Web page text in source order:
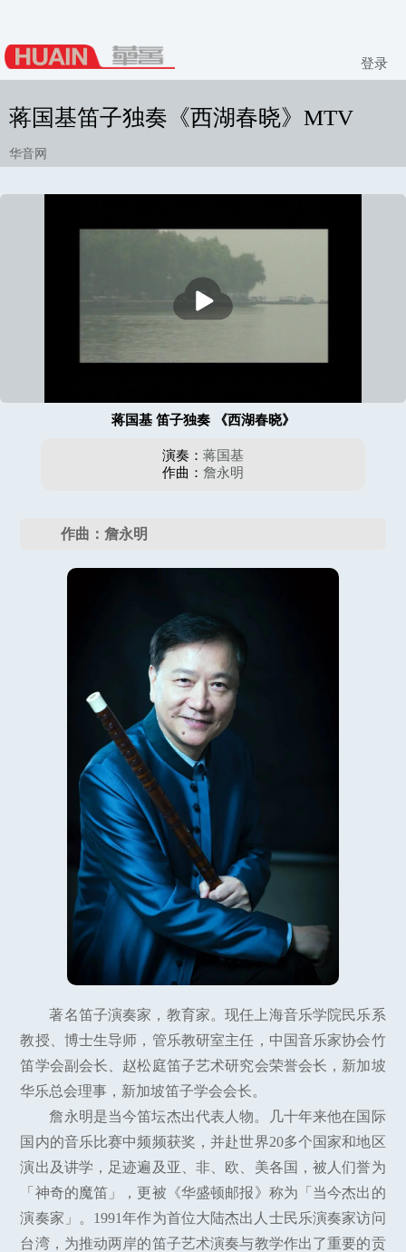
登录
蒋国基笛子独奏《西湖春晓》MTV
华音网
放
蒋国基 笛子独奏 《西湖春晓》
演奏： 蒋国基
作曲： 詹永明
作曲：詹永明
著名笛子演奏家，教育家。现任上海音乐学院民乐系
教授、博士生导师，管乐教研室主任，中国音乐家协会竹
笛学会副会长、赵松庭笛子艺术研究会荣誉会长，新加坡
华乐总会理事，新加坡笛子学会会长。
詹永明是当今笛坛杰出代表人物。几十年来他在国际
国内的音乐比赛中频频获奖，并赴世界20多个国家和地区
演出及讲学，足迹遍及亚、非、欧、美各国，被人们誉为
「神奇的魔笛」，更被《华盛顿邮报》称为「当今杰出的
演奏家」。1991年作为首位大陆杰出人士民乐演奏家访问
台湾，为推动两岸的笛子艺术演奏与教学作出了重要的贡